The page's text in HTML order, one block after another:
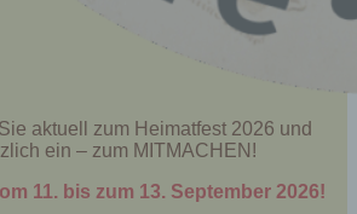
aktuell zum Heimatfest 2026 und
ein – zum MITMACHEN!
11. bis zum 13. September 2026!